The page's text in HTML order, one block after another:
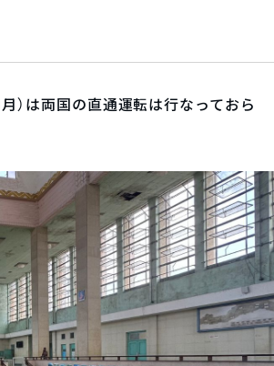
）は両国の直通運転は行なっておら